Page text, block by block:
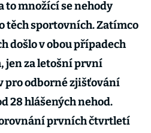
to množící se nehody
těch sportovních. Zatímco
došlo v obou případech
jen za letošní první
pro odborné zjišťování
28 hlášených nehod.
prvních čtvrtletí